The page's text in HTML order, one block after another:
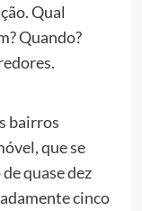
Qual
Quando?
bairros
que se
quase dez
cinco